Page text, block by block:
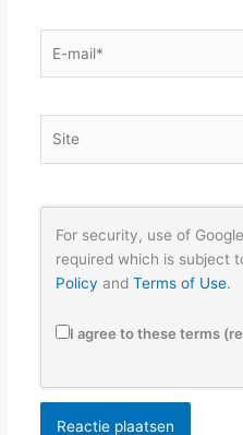
mail*
For security, use of
required which is subject
Policy andTerms of Use.
I agree to these terms